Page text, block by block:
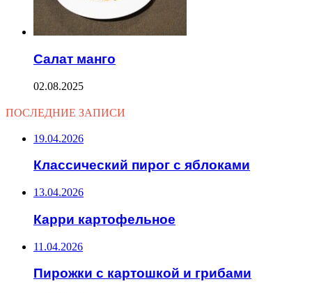
Салат манго
02.08.2025
ПОСЛЕДНИЕ ЗАПИСИ
19.04.2026
Классический пирог с яблоками
13.04.2026
Карри картофельное
11.04.2026
Пирожки с картошкой и грибами